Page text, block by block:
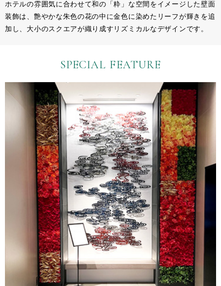
ホテルの雰囲気に合わせて和の「粋」な空間をイメージした壁面
装飾は、艶やかな朱色の花の中に金色に染めたリーフが輝きを追
加し、大小のスクエアが織り成すリズミカルなデザインです。
SPECIAL FEATURE